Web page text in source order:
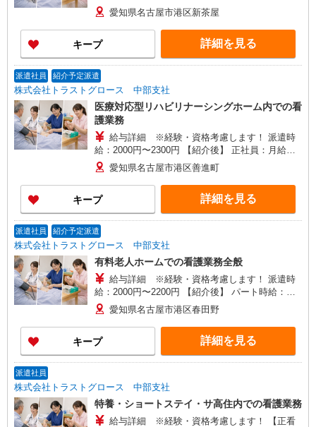
1700円 正社員：月給 307,000円〜450,000円 ※前
職の給与・資格・経験などを考慮の上、決定致し
ます。 ※夜勤は月平均4回 昇給あり・賞与あり 試
用期間3か月、月の想定労働時間160時間、固定残
業代無し
愛知県名古屋市港区新茶屋
キープ 詳細を見る
派遣社員 紹介予定派遣
株式会社トラストグロース 中部支社
医療対応型リハビリナーシングホーム内での看
護業務
給与詳細 ※経験・資格考慮します！ 派遣時
給：2000円〜2300円 【紹介後】 正社員：月給
400,000円&#12316;488,000円 基本給320,000〜
400,000 その他手当80,000〜 パート：時給1500
円〜 固定残業代なし 試用期間なし 1か月の想定労
働時間160時間
愛知県名古屋市港区善進町
キープ 詳細を見る
派遣社員 紹介予定派遣
株式会社トラストグロース 中部支社
有料老人ホームでの看護業務全般
給与詳細 ※経験・資格考慮します！ 派遣時
給：2000円〜2200円 【紹介後】 パート時給：
1370〜1450円 資格手当80円〜118円、夜勤手当1
回6000円※1夜勤約29000円 ※試用期間3ヶ月(条件
変更なし)
愛知県名古屋市港区春田野
キープ 詳細を見る
派遣社員
株式会社トラストグロース 中部支社
特養・ショートステイ・サ高住内での看護業務
給与詳細 ※経験・資格考慮します！ 【正看